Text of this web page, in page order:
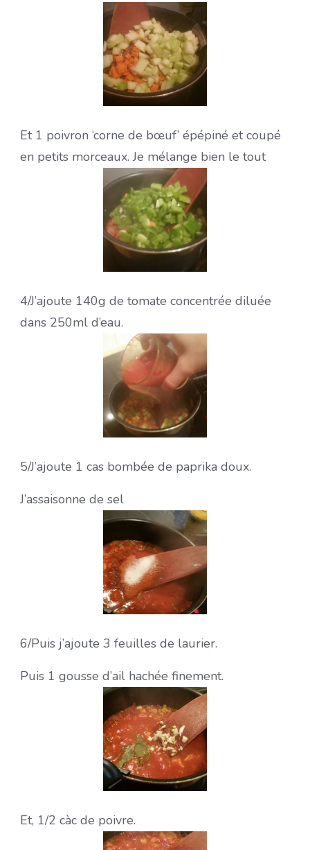
Et 1 poivron ‘corne de bœuf’ épépiné et coupé
en petits morceaux. Je mélange bien le tout
4/J’ajoute 140g de tomate concentrée diluée
dans 250ml d’eau.
5/J’ajoute 1 cas bombée de paprika doux.
J’assaisonne de sel
6/Puis j’ajoute 3 feuilles de laurier.
Puis 1 gousse d’ail hachée finement.
Et, 1/2 càc de poivre.